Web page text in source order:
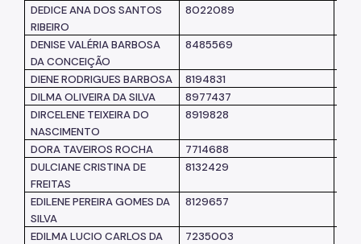
DEDICE ANA DOS SANTOS
RIBEIRO
8022089
DENISE VALÉRIA BARBOSA
DA CONCEIÇÃO
8485569
DIENE RODRIGUES BARBOSA 8194831
DILMA OLIVEIRA DA SILVA
8977437
DIRCELENE TEIXEIRA DO
NASCIMENTO
8919828
DORA TAVEIROS ROCHA 7714688
DULCIANE CRISTINA DE
FREITAS
8132429
EDILENE PEREIRA GOMES DA
SILVA
8129657
EDILMA LUCIO CARLOS DA
7235003